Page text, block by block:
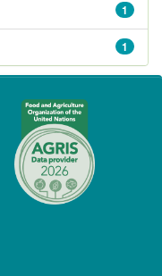
1
1